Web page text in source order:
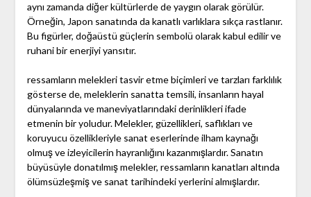
aynı zamanda diğer kültürlerde de yaygın olarak görülür.
Örneğin, Japon sanatında da kanatlı varlıklara sıkça rastlanır.
Bu figürler, doğaüstü güçlerin sembolü olarak kabul edilir ve
ruhani bir enerjiyi yansıtır.
ressamların melekleri tasvir etme biçimleri ve tarzları farklılık
gösterse de, meleklerin sanatta temsili, insanların hayal
dünyalarında ve maneviyatlarındaki derinlikleri ifade
etmenin bir yoludur. Melekler, güzellikleri, saflıkları ve
koruyucu özellikleriyle sanat eserlerinde ilham kaynağı
olmuş ve izleyicilerin hayranlığını kazanmışlardır. Sanatın
büyüsüyle donatılmış melekler, ressamların kanatları altında
ölümsüzleşmiş ve sanat tarihindeki yerlerini almışlardır.